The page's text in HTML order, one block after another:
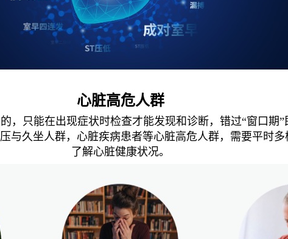
心脏高危人群
，只能在出现症状时检查才能发现和诊断，错过“窗口期
与久坐人群，心脏疾病患者等心脏高危人群，需要平时
了解心脏健康状况。